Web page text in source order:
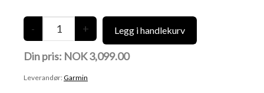
Din pris: NOK 3,099.00
Leverandør: Garmin